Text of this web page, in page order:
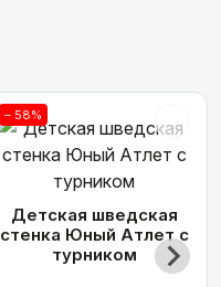
– 58%
Детская шведская
стенка Юный Атлет с
турником